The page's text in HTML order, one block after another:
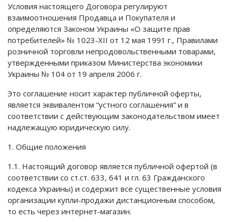
Условия настоящего Договора регулируют
взаимоотношения Продавца и Покупателя и
определяются Законом Украины «О защите прав
потребителей» № 1023-XII от 12 мая 1991 г., Правилами
розничной торговли непродовольственными товарами,
утвержденными приказом Министерства экономики
Украины № 104 от 19 апреля 2006 г.
Это соглашение носит характер публичной оферты,
является эквивалентом “устного соглашения” и в
соответствии с действующим законодательством имеет
надлежащую юридическую силу.
1. Общие положения
1.1. Настоящий договор является публичной офертой (в
соответствии со ст.ст. 633, 641 и гл. 63 Гражданского
кодекса Украины) и содержит все существенные условия
организации купли-продажи дистанционным способом,
то есть через интернет-магазин.